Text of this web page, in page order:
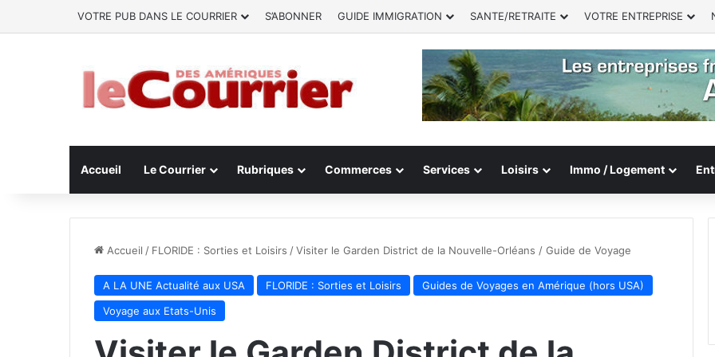
VOTRE PUB DANS LE COURRIER S’ABONNER GUIDE IMMIGRATION SANTE/RETRAITE VOTRE ENTREPRISE
Accueil Le Courrier Rubriques Commerces Services Loisirs Immo / Logement
Accueil / FLORIDE : Sorties et Loisirs /Visiter le Garden District de la Nouvelle-Orléans / Guide de Voyage
A LA UNE Actualité aux USA FLORIDE : Sorties et Loisirs
Guides de Voyages en Amérique (hors USA)
Voyage aux Etats-Unis